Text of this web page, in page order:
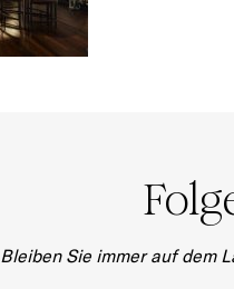
Bleiben Sie immer auf dem